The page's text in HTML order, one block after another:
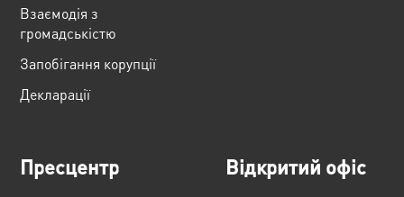
Взаємодія з
громадськістю
Запобігання корупції
Декларації
Пресцентр Відкритий офіс